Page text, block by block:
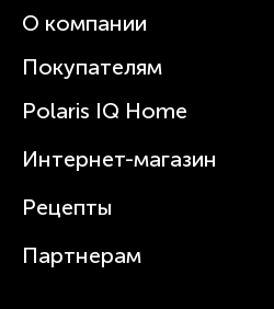
Кофемашины
Вертикальные пылесосы
Зубные щетки и ирригаторы
Увлажнители
Посуда
О компании
О Polaris
Статьи
Покупателям
Сервисные центры
Где купить
Polaris IQ Home
Интернет-магазин
Рецепты
Партнерам